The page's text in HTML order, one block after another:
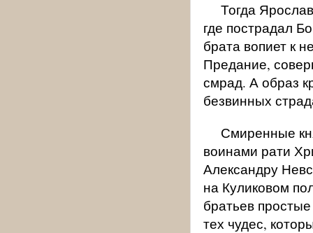
Тогда
где пострадал
брата вопиет к
Предание,
смрад. А образ
безвинных
Смиренные
воинами рати
Александру
на Куликовом
братьев
тех чудес,